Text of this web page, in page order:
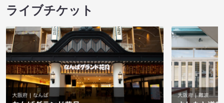
ライブチケット